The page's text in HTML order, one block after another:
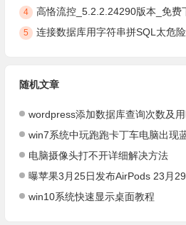
4 高恪流控_5.2.2.24290版本_免费
5 连接数据库用字符串拼SQL太危险？务必
随机文章
wordpress添加数据库查询次数及
win7系统中玩跑跑卡丁车电脑出现
电脑摄像头打不开详细解决方法
曝苹果3月25日发布AirPods 23月
win10系统快速显示桌面教程